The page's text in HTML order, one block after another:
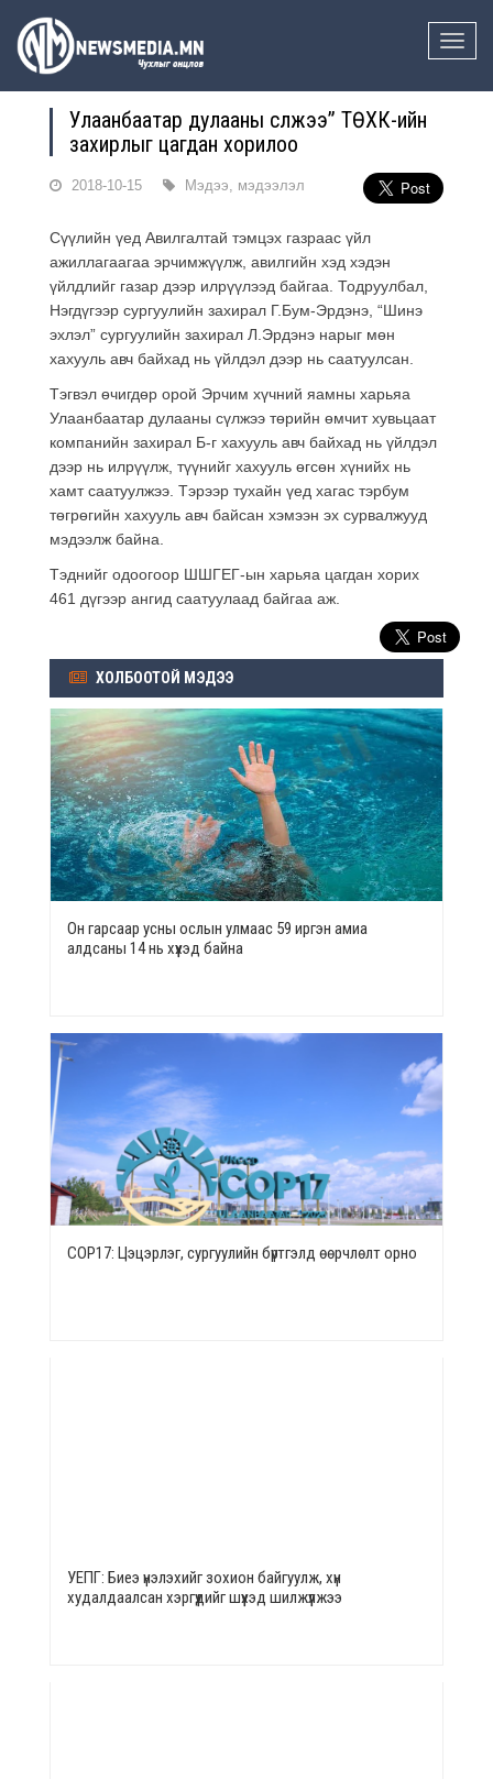
Toggle
Улаанбаатар дулааны сүлжээ” ТӨХК-ийн
захирлыг цагдан хорилоо
2018-10-15 Мэдээ, мэдээлэл
Сүүлийн үед Авилгалтай тэмцэх газраас үйл
ажиллагаагаа эрчимжүүлж, авилгийн хэд хэдэн
үйлдлийг газар дээр илрүүлээд байгаа. Тодруулбал,
Нэгдүгээр сургуулийн захирал Г.Бум-Эрдэнэ, “Шинэ
эхлэл” сургуулийн захирал Л.Эрдэнэ нарыг мөн
хахууль авч байхад нь үйлдэл дээр нь саатуулсан.
Тэгвэл өчигдөр орой Эрчим хүчний яамны харьяа
Улаанбаатар дулааны сүлжээ төрийн өмчит хувьцаат
компанийн захирал Б-г хахууль авч байхад нь үйлдэл
дээр нь илрүүлж, түүнийг хахууль өгсөн хүнийх нь
хамт саатуулжээ. Тэрээр тухайн үед хагас тэрбум
төгрөгийн хахууль авч байсан хэмээн эх сурвалжууд
мэдээлж байна.
Тэднийг одоогоор ШШГЕГ-ын харьяа цагдан хорих
461 дүгээр ангид саатуулаад байгаа аж.
ХОЛБООТОЙ МЭДЭЭ
Он гарсаар усны ослын улмаас 59 иргэн амиа
алдсаны 14 нь хүүхэд байна
СОР17: Цэцэрлэг, сургуулийн бүртгэлд өөрчлөлт орно
УЕПГ: Биеэ үнэлэхийг зохион байгуулж, хүн
худалдаалсан хэргүүдийг шүүхэд шилжүүлжээ